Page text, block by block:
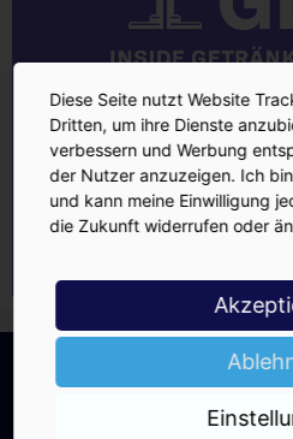
INSIDE-Newsletter
Jetzt anmelden!
Diese Seite nutzt Website
Dritten, um ihre Dienste
verbessern und Werbung
der Nutzer anzuzeigen. Ich
und kann meine Einwilligung
die Zukunft widerrufen oder